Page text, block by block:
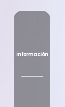
Información